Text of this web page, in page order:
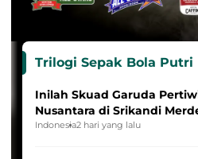
Trilogi Sepak Bola Putri
Inilah Skuad Garuda
Nusantara di Srikandi
Indonesia2 hari yang lalu